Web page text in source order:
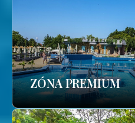
ZÓNA PREMIUM